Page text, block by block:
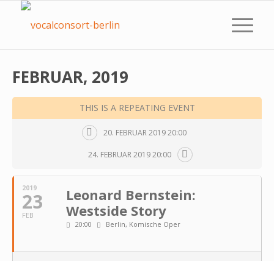
FEBRUAR, 2019
THIS IS A REPEATING EVENT
20. FEBRUAR 2019 20:00
24. FEBRUAR 2019 20:00
2019
23
FEB
Leonard Bernstein:
Westside Story
20:00 Berlin, Komische Oper